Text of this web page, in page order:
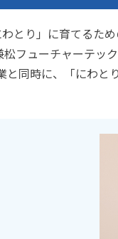
わとり」に育てるた
松フューチャーテ
と同時に、「にわ